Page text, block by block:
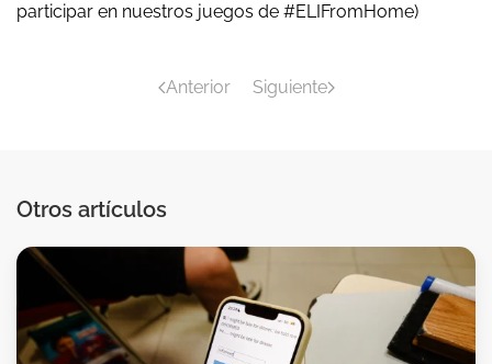
participar en nuestros juegos de #ELIFromHome)
Anterior Siguiente
Otros artículos